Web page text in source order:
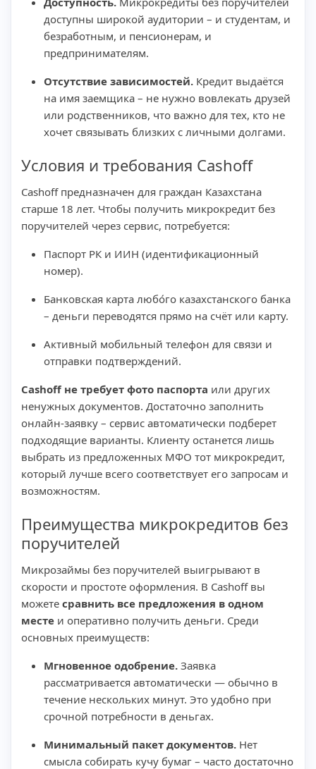
доступны широкой аудитории – и студентам, и
безработным, и пенсионерам, и
предпринимателям.
Отсутствие зависимостей. Кредит выдаётся
на имя заемщика – не нужно вовлекать друзей
или родственников, что важно для тех, кто не
хочет связывать близких с личными долгами.
Условия и требования Cashoff
Cashoff предназначен для граждан Казахстана
старше 18 лет. Чтобы получить микрокредит без
поручителей через сервис, потребуется:
Паспорт РК и ИИН (идентификационный
номер).
Банковская карта любо́го казахстанского банка
– деньги переводятся прямо на счёт или карту.
Активный мобильный телефон для связи и
отправки подтверждений.
Cashoff не требует фото паспорта или других
ненужных документов. Достаточно заполнить
онлайн-заявку – сервис автоматически подберет
подходящие варианты. Клиенту останется лишь
выбрать из предложенных МФО тот микрокредит,
который лучше всего соответствует его запросам и
возможностям.
Преимущества микрокредитов без
поручителей
Микрозаймы без поручителей выигрывают в
скорости и простоте оформления. В Cashoff вы
можете сравнить все предложения в одном
месте и оперативно получить деньги. Среди
основных преимуществ:
Мгновенное одобрение. Заявка
рассматривается автоматически — обычно в
течение нескольких минут. Это удобно при
срочной потребности в деньгах.
Минимальный пакет документов. Нет
смысла собирать кучу бумаг – часто достаточно